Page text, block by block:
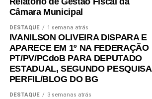
Câmara Municipal
DESTAQUE 1 semana atrás
IVANILSON OLIVEIRA DISPARA E
APARECE EM 1º NA FEDERAÇÃO
PT/PV/PCdoB PARA DEPUTADO
ESTADUAL, SEGUNDO PESQUISA
PERFIL/BLOG DO BG
DESTAQUE 3 semanas atrás